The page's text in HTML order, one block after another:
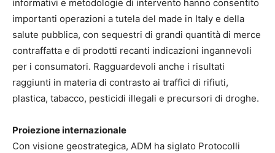
informativi e metodologie di intervento hanno consentito
importanti operazioni a tutela del made in Italy e della
salute pubblica, con sequestri di grandi quantità di merce
contraffatta e di prodotti recanti indicazioni ingannevoli
per i consumatori. Ragguardevoli anche i risultati
raggiunti in materia di contrasto ai traffici di rifiuti,
plastica, tabacco, pesticidi illegali e precursori di droghe.
Proiezione internazionale
Con visione geostrategica, ADM ha siglato Protocolli